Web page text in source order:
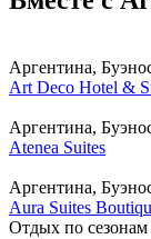
Аргентина,
Art Deco Hotel &
Аргентина,
Atenea Suites
Аргентина,
Aura Suites
Отдых по сезонам